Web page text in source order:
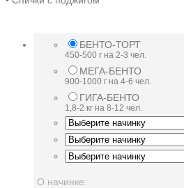
БЕНТО-ТОРТ
450-500 г на 2-3 чел.
МЕГА-БЕНТО
900-1000 г на 4-6 чел.
ГИГА-БЕНТО
1,8-2 кг на 8-12 чел.
О начинке: